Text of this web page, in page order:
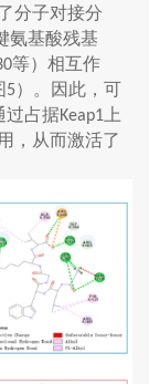
分子对接分
氨基酸残基
等）相互作
5）。因此，可
过占据Keap1 上
，从而激活了